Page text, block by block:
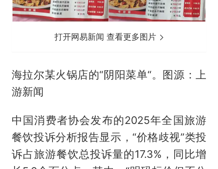
打开网易新闻 查看更多图片
海拉尔某火锅店的“阴阳菜单“。图源：上
游新闻
中国消费者协会发布的2025年全国旅游
餐饮投诉分析报告显示，“价格歧视”类投
诉占旅游餐饮总投诉量的17.3%，同比增